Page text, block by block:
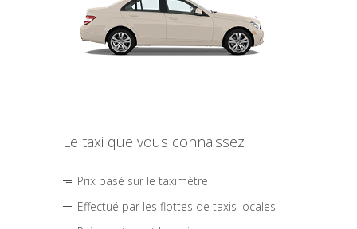
Le taxi que vous connaissez
Prix basé sur le taximètre
Effectué par les flottes de taxis locales